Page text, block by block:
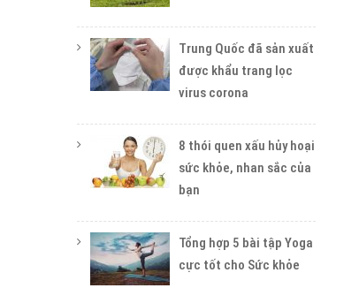
Trung Quốc đã sản xuất
được khẩu trang lọc
virus corona
8 thói quen xấu hủy hoại
sức khỏe, nhan sắc của
bạn
Tổng hợp 5 bài tập Yoga
cực tốt cho Sức khỏe